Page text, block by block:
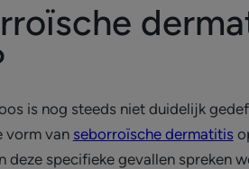
is nog steeds niet duidelijk
vorm van seborroïsche dermatitis
deze specifieke gevallen spreken